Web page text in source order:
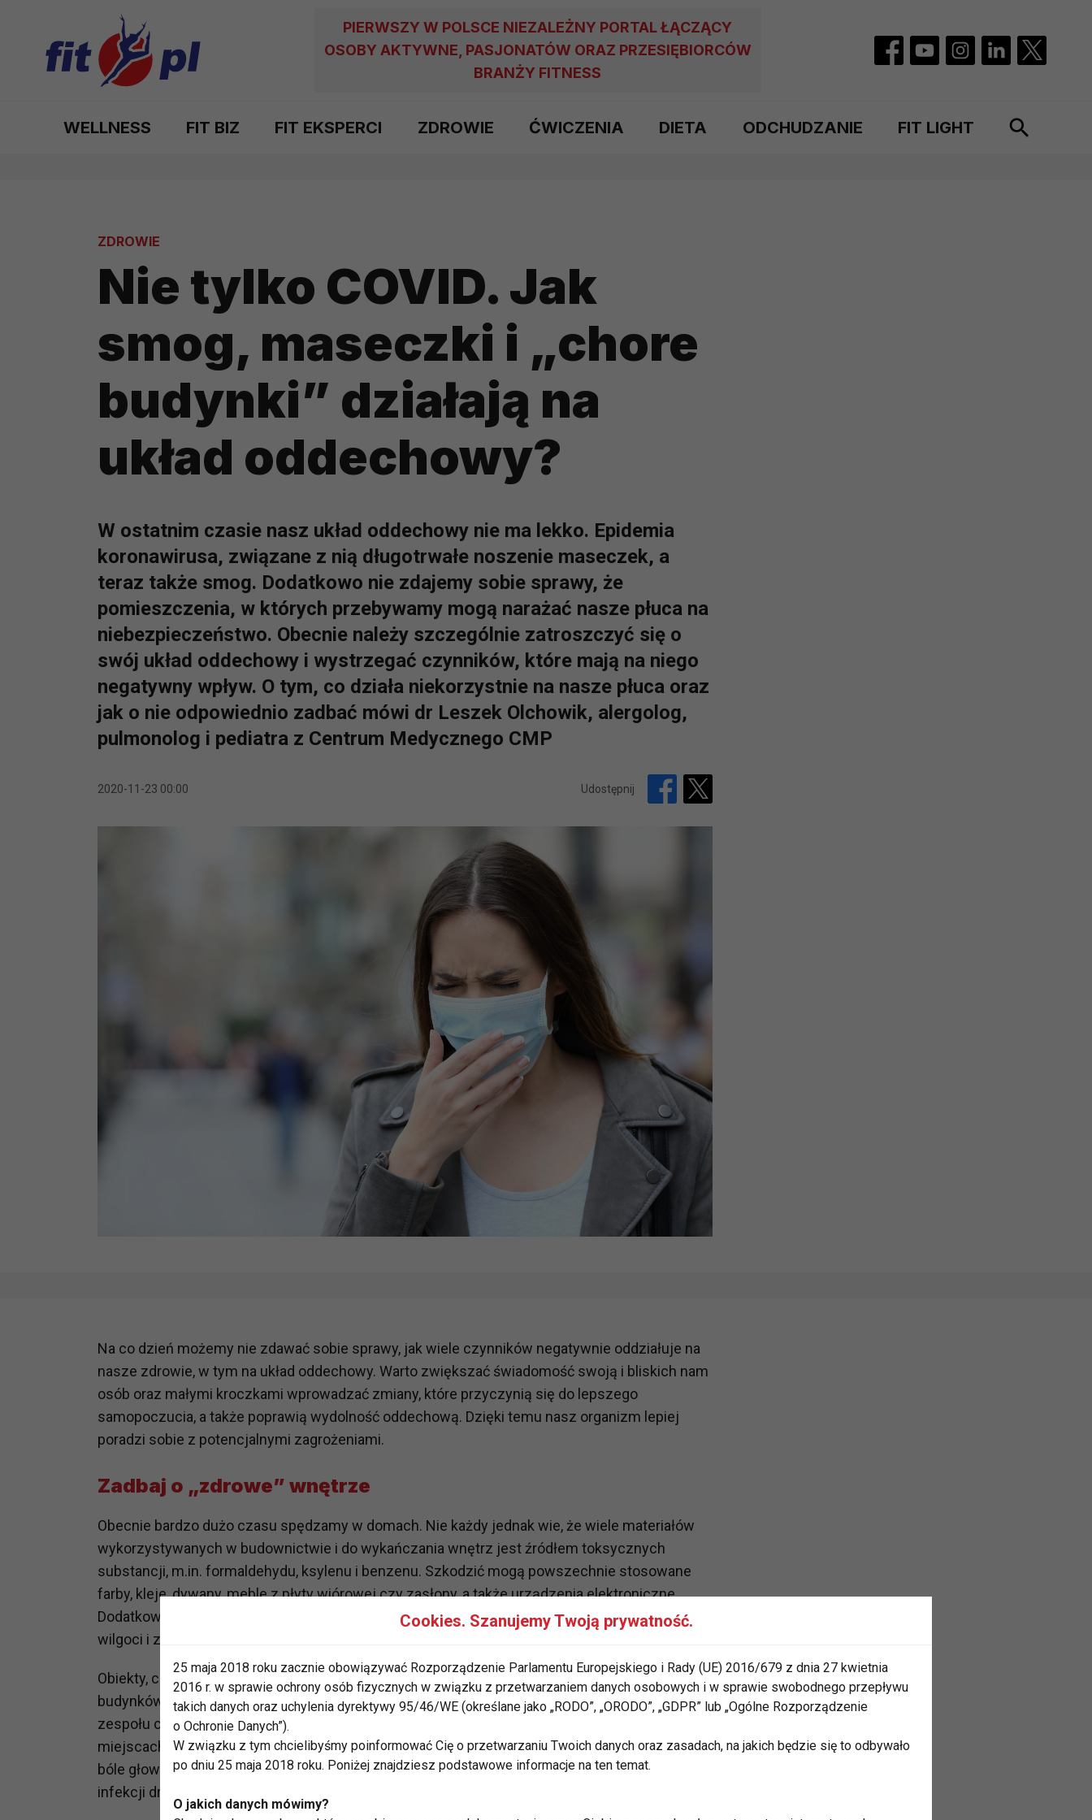
PIERWSZY W POLSCE NIEZALEŻNY PORTAL ŁĄCZĄCY
OSOBY AKTYWNE, PASJONATÓW ORAZ PRZESIĘBIORCÓW
BRANŻY FITNESS
WELLNESS FIT BIZ FIT EKSPERCI ZDROWIE ĆWICZENIA DIETA ODCHUDZANIE FIT LIGHT
ZDROWIE
Nie tylko COVID. Jak
smog, maseczki i „chore
budynki” działają na
układ oddechowy?
W ostatnim czasie nasz układ oddechowy nie ma lekko. Epidemia
koronawirusa, związane z nią długotrwałe noszenie maseczek, a
teraz także smog. Dodatkowo nie zdajemy sobie sprawy, że
pomieszczenia, w których przebywamy mogą narażać nasze płuca na
niebezpieczeństwo. Obecnie należy szczególnie zatroszczyć się o
swój układ oddechowy i wystrzegać czynników, które mają na niego
negatywny wpływ. O tym, co działa niekorzystnie na nasze płuca oraz
jak o nie odpowiednio zadbać mówi dr Leszek Olchowik, alergolog,
pulmonolog i pediatra z Centrum Medycznego CMP
2020-11-23 00:00 Udostępnij
Na co dzień możemy nie zdawać sobie sprawy, jak wiele czynników negatywnie oddziałuje na
nasze zdrowie, w tym na układ oddechowy. Warto zwiększać świadomość swoją i bliskich nam
osób oraz małymi kroczkami wprowadzać zmiany, które przyczynią się do lepszego
samopoczucia, a także poprawią wydolność oddechową. Dzięki temu nasz organizm lepiej
poradzi sobie z potencjalnymi zagrożeniami.
Zadbaj o „zdrowe” wnętrze
Obecnie bardzo dużo czasu spędzamy w domach. Nie każdy jednak wie, że wiele materiałów
wykorzystywanych w budownictwie i do wykańczania wnętrz jest źródłem toksycznych
substancji, m.in. formaldehydu, ksylenu i benzenu. Szkodzić mogą powszechnie stosowane
farby, kleje, dywany, meble z płyty wiórowej czy zasłony, a także urządzenia elektroniczne.
Dodatkowo duża szczelność pomieszczeń i wadliwa wentylacja powodują powstawanie
wilgoci i zagrzybienie.
Obiekty, co do których udowodniono szkodliwy wpływ na zdrowie określa się mianem "chorych
budynków". Już w 1987 roku WHO (Światowa Organizacja Zdrowia) ustaliła listę objawów
zespołu chorobowego (SBS – Sick Building Syndrome), wywołanego przebywaniem w takich
miejscach. Są to m.in.: astma oskrzelowa, podrażnienie śluzówek oczu, nosa, krtani, oskrzeli,
bóle głowy, zmęczenie, rozdrażnienie, osłabienie koncentracji, duszność czy skłonność do
infekcji dróg oddechowych.
Cookies. Szanujemy Twoją prywatność.
25 maja 2018 roku zacznie obowiązywać Rozporządzenie Parlamentu Europejskiego i Rady (UE) 2016/679 z dnia 27 kwietnia
2016 r. w sprawie ochrony osób fizycznych w związku z przetwarzaniem danych osobowych i w sprawie swobodnego przepływu
takich danych oraz uchylenia dyrektywy 95/46/WE (określane jako „RODO”, „ORODO”, „GDPR” lub „Ogólne Rozporządzenie
o Ochronie Danych”).
W związku z tym chcielibyśmy poinformować Cię o przetwarzaniu Twoich danych oraz zasadach, na jakich będzie się to odbywało
po dniu 25 maja 2018 roku. Poniżej znajdziesz podstawowe informacje na ten temat.
O jakich danych mówimy?